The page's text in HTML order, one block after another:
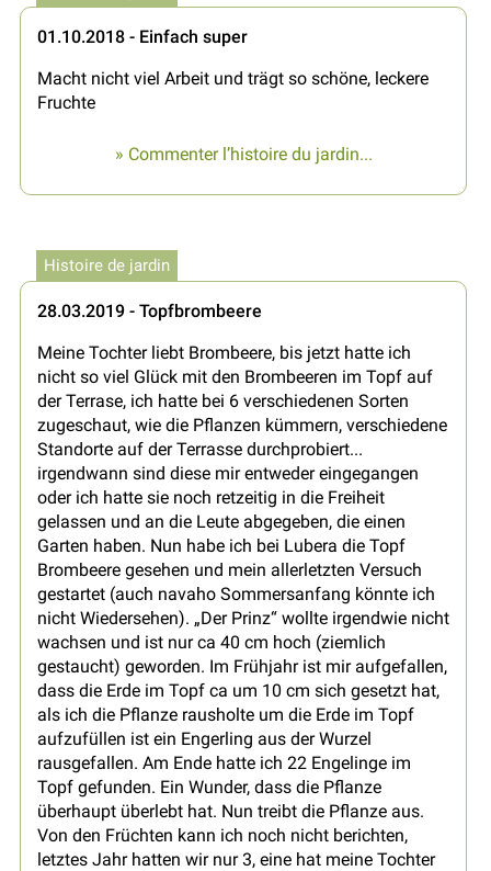
01.10.2018 - Einfach super
Macht nicht viel Arbeit und trägt so schöne, leckere
Fruchte
» Commenter l’histoire du jardin...
Histoire de jardin
28.03.2019 - Topfbrombeere
Meine Tochter liebt Brombeere, bis jetzt hatte ich
nicht so viel Glück mit den Brombeeren im Topf auf
der Terrase, ich hatte bei 6 verschiedenen Sorten
zugeschaut, wie die Pflanzen kümmern, verschiedene
Standorte auf der Terrasse durchprobiert...
irgendwann sind diese mir entweder eingegangen
oder ich hatte sie noch retzeitig in die Freiheit
gelassen und an die Leute abgegeben, die einen
Garten haben. Nun habe ich bei Lubera die Topf
Brombeere gesehen und mein allerletzten Versuch
gestartet (auch navaho Sommersanfang könnte ich
nicht Wiedersehen). „Der Prinz“ wollte irgendwie nicht
wachsen und ist nur ca 40 cm hoch (ziemlich
gestaucht) geworden. Im Frühjahr ist mir aufgefallen,
dass die Erde im Topf ca um 10 cm sich gesetzt hat,
als ich die Pflanze rausholte um die Erde im Topf
aufzufüllen ist ein Engerling aus der Wurzel
rausgefallen. Am Ende hatte ich 22 Engelinge im
Topf gefunden. Ein Wunder, dass die Pflanze
überhaupt überlebt hat. Nun treibt die Pflanze aus.
Von den Früchten kann ich noch nicht berichten,
letztes Jahr hatten wir nur 3, eine hat meine Tochter